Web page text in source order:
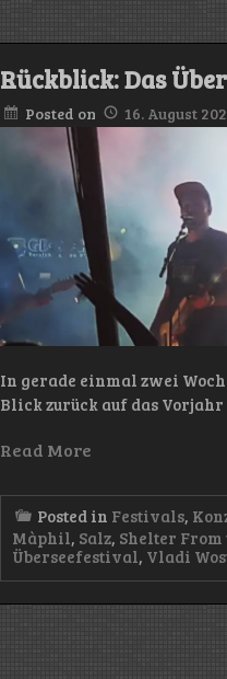
Rückblick: Das
Posted on 16. August
In gerade einmal zwei
Blick zurück auf das
Read More
Posted in Festivals,
Màphil, Salz, Shelter From
Überseefestival, Vladi